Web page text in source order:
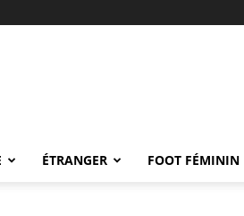
ÉTRANGER FOOT FÉMININ